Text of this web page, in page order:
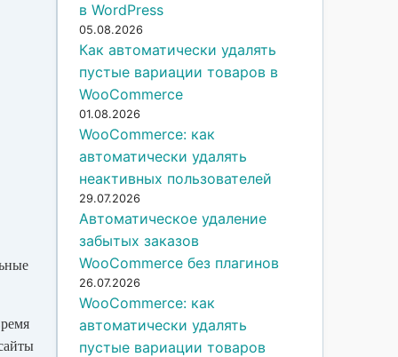
в WordPress
05.08.2026
Как автоматически удалять
пустые вариации товаров в
WooCommerce
01.08.2026
WooCommerce: как
автоматически удалять
неактивных пользователей
29.07.2026
Автоматическое удаление
забытых заказов
WooCommerce без плагинов
26.07.2026
WooCommerce: как
автоматически удалять
пустые вариации товаров